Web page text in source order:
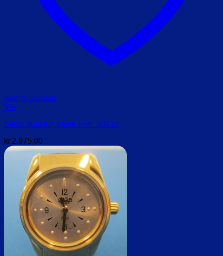
Add to wishlist
Vis
Seiko punktur, dame HMI. 30416
kr.2.875,00